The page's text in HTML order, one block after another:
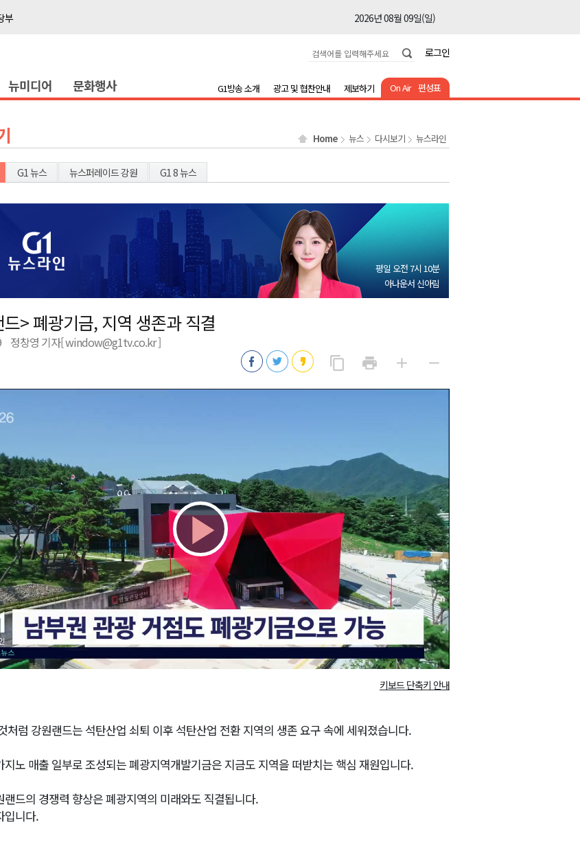
부
2026년 08월 09일(일)
2026년 08월 09일(일)
격화
2026년 08월 09일(일)
2026년 08월 09일(일)
검
2026년 08월 09일(일)
2026년 08월 09일(일)
2026년 08월 09일(일)
2026년 08월 09일(일)
신설
2026년 08월 09일(일)
검
2026년 08월 09일(일)
로그인
뉴미디어 문화행사 On Air 편성표
G1방송 소개 광고 및 협찬안내 제보하기
Home 뉴스 다시보기 뉴스라인
G1 뉴스 뉴스퍼레이드 강원 G1 8 뉴스
평일 오전 7시 10분
아나운서 신아림
> 폐광기금, 지역 생존과 직결
정창영 기자[ window@g1tv.co.kr ]
content_copy
사
print add
게
remove
게
Play
Video
키보드 단축키 안내
처럼 강원랜드는 석탄산업 쇠퇴 이후 석탄산업 전환 지역의 생존 요구 속에 세워졌습니다.
지노 매출 일부로 조성되는 폐광지역개발기금은 지금도 지역을 떠받치는 핵심 재원입니다.
랜드의 경쟁력 향상은 폐광지역의 미래와도 직결됩니다.
입니다.